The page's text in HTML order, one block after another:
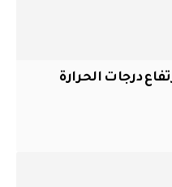
درجات الحرارة